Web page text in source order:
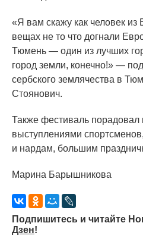
«Я вам скажу как человек
вещах не то что догнали
Тюмень — один из лучших
город земли, конечно!» —
сербского землячества в
Стоянович.
Также фестиваль порадовал
выступлениями
и нардам, большим
Марина Барышникова
Подпишитесь и читайте
Дзен!